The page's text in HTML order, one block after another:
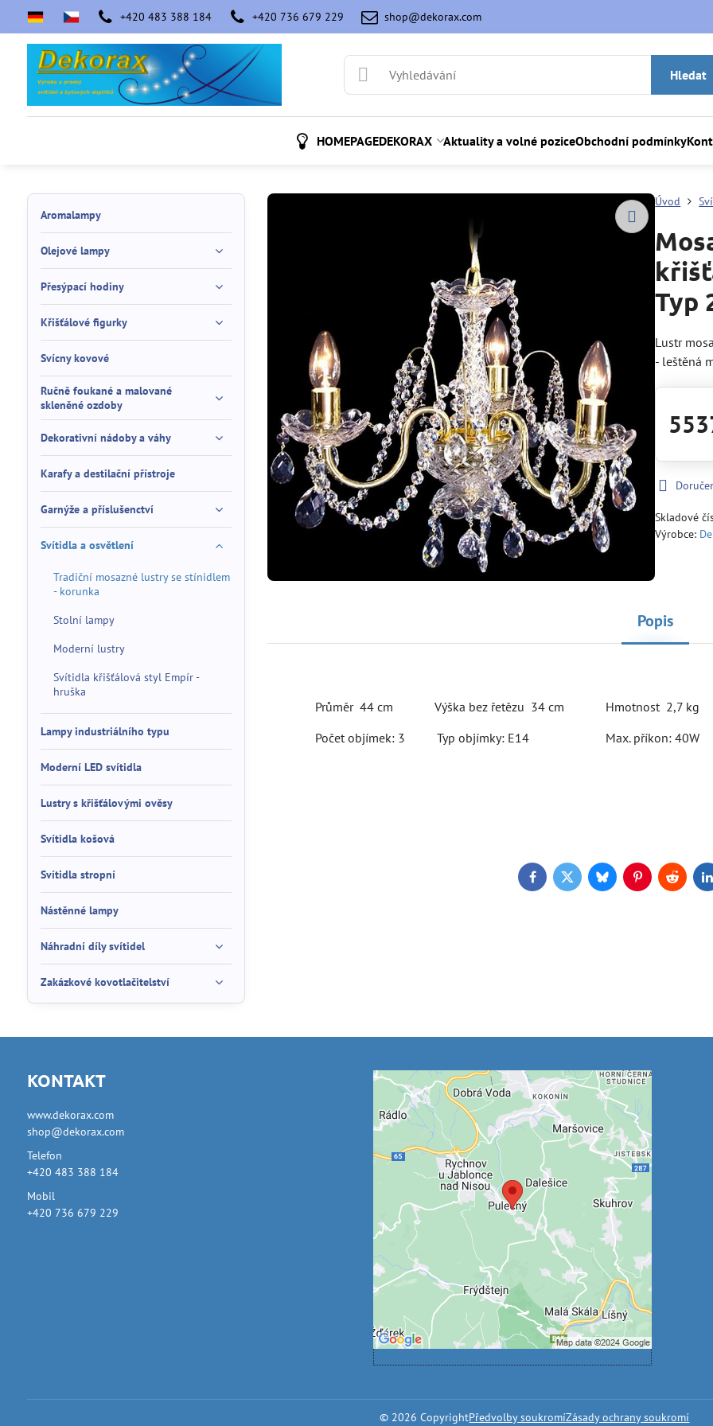
+420 483 388 184 +420 736 679 229 shop@dekorax.com
Hledat
HOMEPAGEDEKORAX Aktuality a volné poziceObchodní podmínky
Úvod
Typ
Lustr
- leštěná
Skladové
Výrobce:
Popis
Průměr 44 cm Výška bez řetězu 34 cm Hmotnost 2,7 kg
Počet objímek: 3 Typ objímky: E14 Max. příkon: 40W
FacebookTwitterBlueskyPinterestReddit
Aromalampy
Olejové lampy
Přesýpací hodiny
Křišťálové figurky
Svícny kovové
Ručně foukané a malované
skleněné ozdoby
Dekorativní nádoby a váhy
Karafy a destilační přístroje
Garnýže a příslušenctví
Svítidla a osvětlení
Tradiční mosazné lustry se stínidlem
- korunka
Stolní lampy
Moderní lustry
Svítidla křišťálová styl Empír -
hruška
Lampy industriálního typu
Moderní LED svítidla
Lustry s křišťálovými ověsy
Svítidla košová
Svítidla stropní
Nástěnné lampy
Náhradní díly svítidel
Zakázkové kovotlačitelství
KONTAKT
www.dekorax.com
shop@dekorax.com
Telefon
+420 483 388 184
Mobil
+420 736 679 229
Externí obsah je blokován
Volbami soukromí
Přejete si načíst externí obsah?
Povolit jednou
Povolit a zapamatovat - souhlas s druhem
cookie: Funkční
Otevřít obsah v novém okně
© 2026 CopyrightPředvolby soukromíZásady ochrany soukromí